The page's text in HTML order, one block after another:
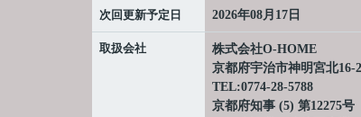
次回更新予定日 2026年08月17日
取扱会社
株式会社O-HOME
京都府宇治市神明宮北16-
TEL:0774-28-5788
京都府知事 (5) 第12275号